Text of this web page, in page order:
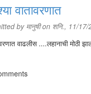
वातावरणात
by मानुषीon शनि., 11/
वाढलीस ....लहानाची मोठी